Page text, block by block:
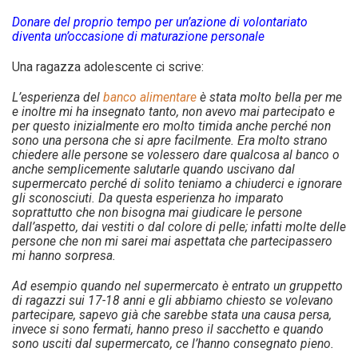
Donare del proprio tempo per un’azione di volontariato
diventa un’occasione di maturazione personale
Una ragazza adolescente ci scrive:
L’esperienza del banco alimentare è stata molto bella per me
e inoltre mi ha insegnato tanto, non avevo mai partecipato e
per questo inizialmente ero molto timida anche perché non
sono una persona che si apre facilmente. Era molto strano
chiedere alle persone se volessero dare qualcosa al banco o
anche semplicemente salutarle quando uscivano dal
supermercato perché di solito teniamo a chiuderci e ignorare
gli sconosciuti. Da questa esperienza ho imparato
soprattutto che non bisogna mai giudicare le persone
dall’aspetto, dai vestiti o dal colore di pelle; infatti molte delle
persone che non mi sarei mai aspettata che partecipassero
mi hanno sorpresa.
Ad esempio quando nel supermercato è entrato un gruppetto
di ragazzi sui 17-18 anni e gli abbiamo chiesto se volevano
partecipare, sapevo già che sarebbe stata una causa persa,
invece si sono fermati, hanno preso il sacchetto e quando
sono usciti dal supermercato, ce l’hanno consegnato pieno.